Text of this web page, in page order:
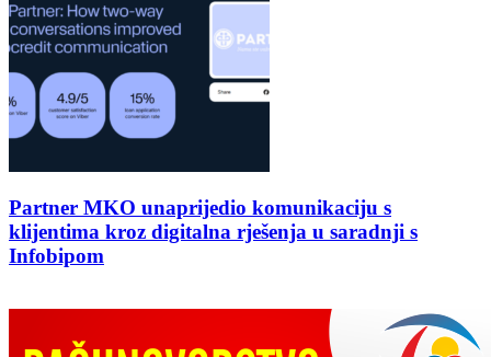
Partner MKO unaprijedio komunikaciju s
klijentima kroz digitalna rješenja u saradnji s
Infobipom